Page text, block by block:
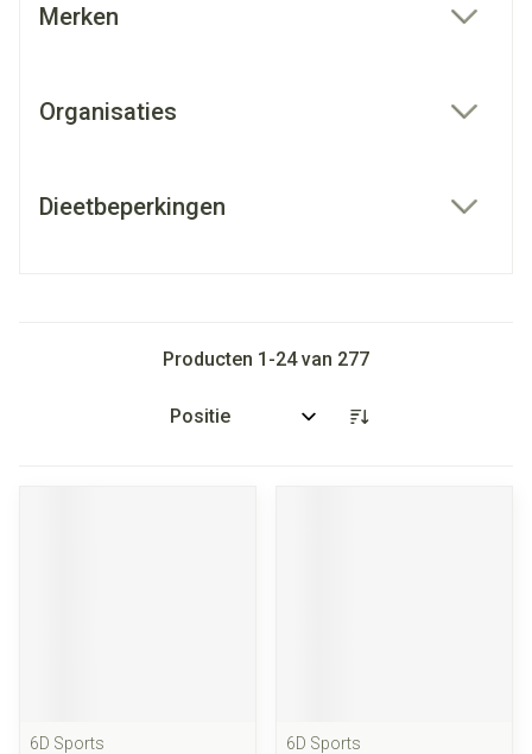
Merken
Organisaties
Dieetbeperkingen
Producten 1 -24van 277
Sorteer op:
6D Sports
6D Sports